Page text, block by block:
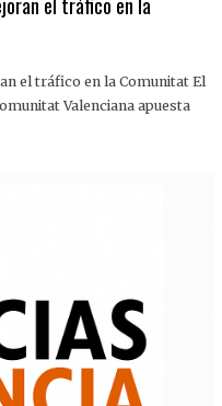
el tráfico en la Comunitat El
Valenciana apuesta